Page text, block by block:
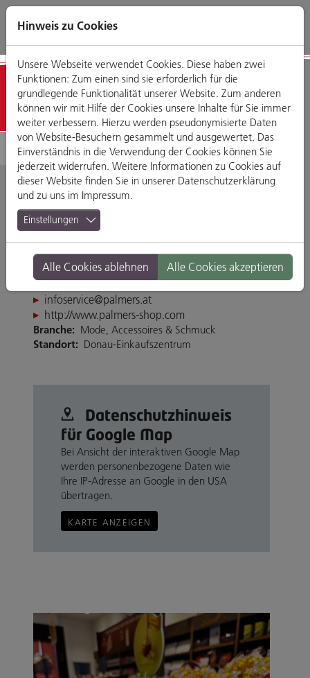
Direkt
zum
Zum
Hauptmenü
Zum
Footermenü
Zur
Website-
Detailansicht
Palmers
Weichser Weg 5, 93059 Regensburg
Tel. 0941-4613686
Fax 0941-4612270
infoservice@palmers.at
http://www.palmers-shop.com
Branche: Mode, Accessoires & Schmuck
Standort: Donau-Einkaufszentrum
Datenschutz­hinweis
für Google Map
Bei Ansicht der interaktiven Google Map
werden personenbezogene Daten wie
Ihre IP-Adresse an Google in den USA
übertragen.
KARTE ANZEIGEN
Hinweis zu Cookies
Unsere Webseite verwendet Cookies. Diese haben zwei
Funktionen: Zum einen sind sie erforderlich für die
grundlegende Funktionalität unserer Website. Zum anderen
können wir mit Hilfe der Cookies unsere Inhalte für Sie immer
weiter verbessern. Hierzu werden pseudonymisierte Daten
von Website-Besuchern gesammelt und ausgewertet. Das
Einverständnis in die Verwendung der Cookies können Sie
jederzeit widerrufen. Weitere Informationen zu Cookies auf
dieser Website finden Sie in unserer Datenschutzerklärung
und zu uns im Impressum.
Einstellungen
Alle Cookies ablehnen Alle Cookies akzeptieren